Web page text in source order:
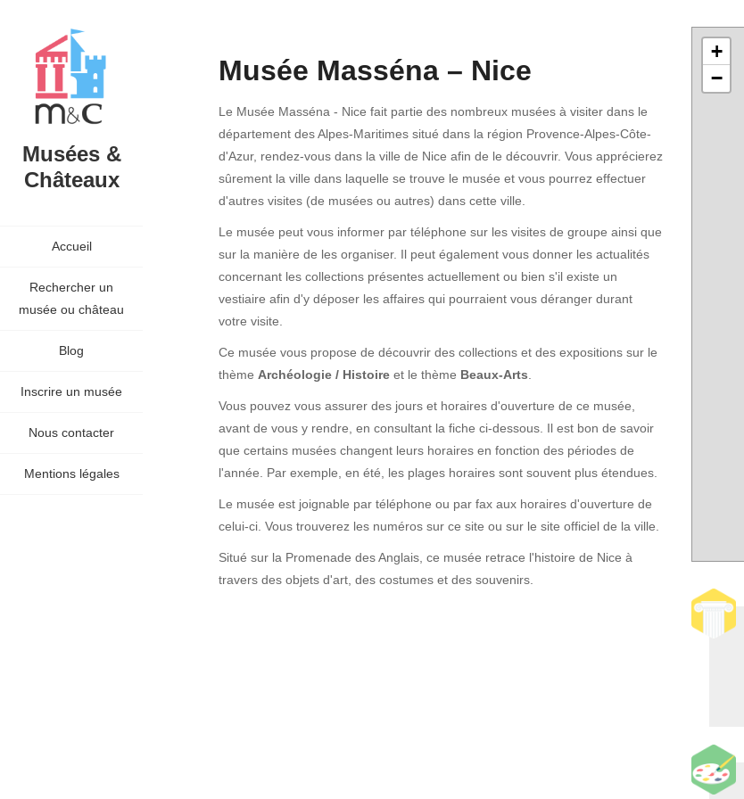
Musées &
Châteaux
Accueil
Rechercher un
musée ou château
Blog
Inscrire un musée
Nous contacter
Mentions légales
Musée Masséna – Nice
Le Musée Masséna - Nice fait partie des nombreux musées à visiter dans le
département des Alpes-Maritimes situé dans la région Provence-Alpes-Côte-
d'Azur, rendez-vous dans la ville de Nice afin de le découvrir. Vous apprécierez
sûrement la ville dans laquelle se trouve le musée et vous pourrez effectuer
d'autres visites (de musées ou autres) dans cette ville.
Le musée peut vous informer par téléphone sur les visites de groupe ainsi que
sur la manière de les organiser. Il peut également vous donner les actualités
concernant les collections présentes actuellement ou bien s'il existe un
vestiaire afin d'y déposer les affaires qui pourraient vous déranger durant
votre visite.
Ce musée vous propose de découvrir des collections et des expositions sur le
thème Archéologie / Histoire et le thème Beaux-Arts
Vous pouvez vous assurer des jours et horaires d'ouverture de ce musée,
avant de vous y rendre, en consultant la fiche ci-dessous. Il est bon de savoir
que certains musées changent leurs horaires en fonction des périodes de
l'année. Par exemple, en été, les plages horaires sont souvent plus étendues.
Le musée est joignable par téléphone ou par fax aux horaires d'ouverture de
celui-ci. Vous trouverez les numéros sur ce site ou sur le site officiel de la ville.
Situé sur la Promenade des Anglais, ce musée retrace l'histoire de Nice à
travers des objets d'art, des costumes et des souvenirs.
+
−